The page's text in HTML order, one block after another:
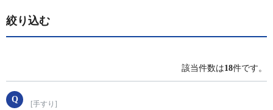
絞り込む
該当件数は18件です。
[手すり]